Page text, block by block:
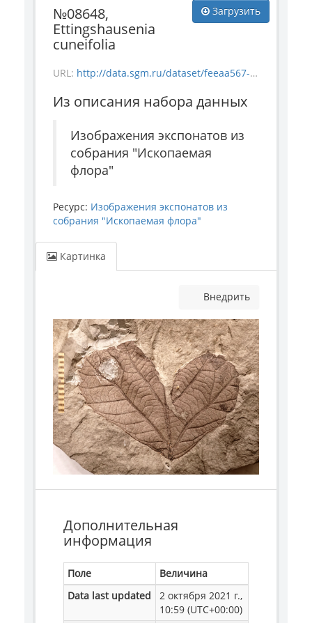
Загрузить
№08648,
Ettingshausenia
cuneifolia
URL: http://data.sgm.ru/dataset/feeaa567-e841-4fc6-ab56-73987ea6492e/resource/40f7f08f-5863-4d93-9cbf-7ed82968a2a9/download/-1835-55_-08648_ettingshausenia-cuneifolia.jpg
Из описания набора данных
Изображения экспонатов из
собрания "Ископаемая
флора"
Ресурс: Изображения экспонатов из
собрания "Ископаемая флора"
Картинка
Внедрить
Дополнительная
информация
Поле
Величина
Data last updated
2 октября 2021 г.,
10:59 (UTC+00:00)